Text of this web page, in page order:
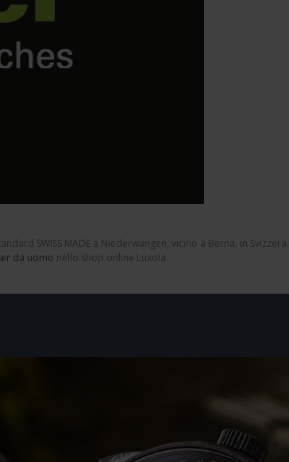
SWISS MADE a Niederwangen, vicino a Berna, in Svizzera.
da uomo nello shop online Luxoia.